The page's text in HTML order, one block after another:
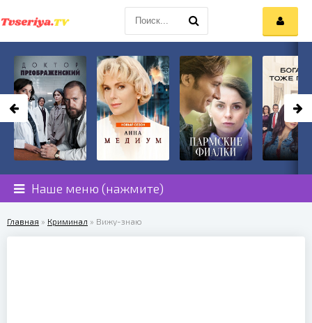
Наше меню (нажмите)
Главная » Криминал » Вижу-знаю